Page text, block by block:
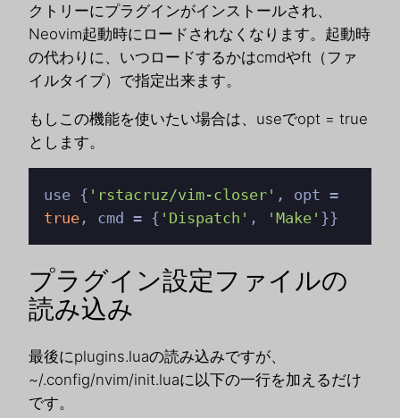
クトリーにプラグインがインストールされ、
Neovim起動時にロードされなくなります。起動時
の代わりに、いつロードするかはcmdやft（ファ
イルタイプ）で指定出来ます。
もしこの機能を使いたい場合は、useでopt = true
とします。
use { 'rstacruz/vim-closer'
, opt =
true, cmd = { 'Dispatch' , 'Make' }}
プラグイン設定ファイルの
読み込み
最後にplugins.luaの読み込みですが、
~/.config/nvim/init.luaに以下の一行を加えるだけ
です。